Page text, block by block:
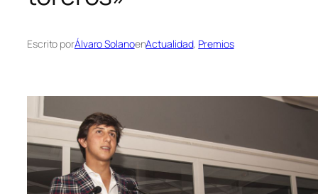
Escrito porÁlvaro SolanoenActualidad, Premios